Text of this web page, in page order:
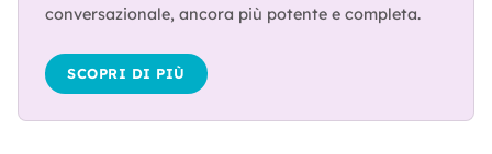
conversazionale, ancora più potente e completa.
SCOPRI DI PIÙ